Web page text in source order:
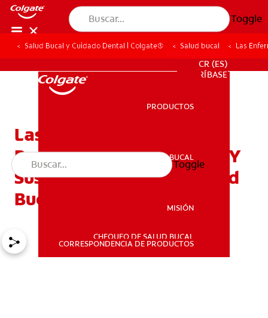
Toggle
SALUD BUCAL
CR (ES)
SUSCRÍBASE
PRODUCTOS
SALUD BUCAL
MISIÓN
CHEQUEO DE SALUD BUCAL
CORRESPONDENCIA DE PRODUCTOS
Toggle
Salud Bucal y Cuidado Dental | Colgate® Salud bucal Las
Las Enfermedades Y Los
Problemas Respiratorios Y
Sus Efectos Sobre La Salud
Bucal